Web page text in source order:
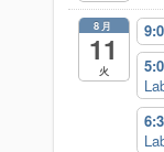
8月
11
火